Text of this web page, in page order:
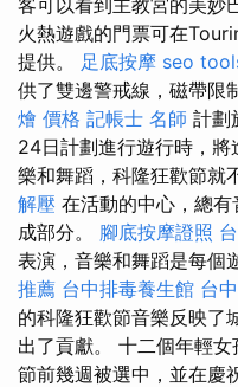
客可以看到主教宮的美妙
火熱遊戲的門票可在
提供。 足底按摩 seo
供了雙邊警戒線，磁帶限
燴 價格 記帳士 名師 計劃
24日計劃進行遊行時，
樂和舞蹈，科隆狂歡節就
解壓 在活動的中心，總
成部分。 腳底按摩證照
表演，音樂和舞蹈是每個
推薦 台中排毒養生館 台
的科隆狂歡節音樂反映了
出了貢獻。 十二個年輕
節前幾週被選中，並在慶